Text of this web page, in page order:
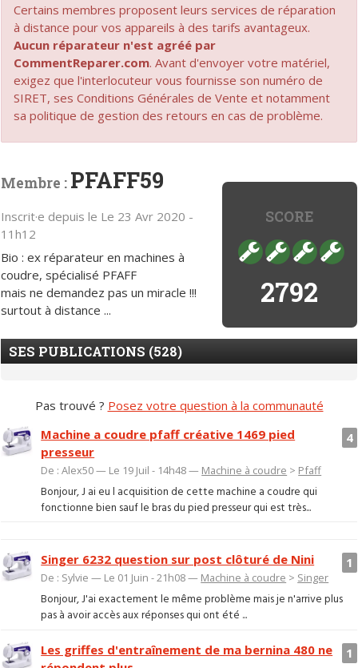
Certains membres proposent leurs services de réparation
à distance pour vos appareils à des tarifs avantageux.
Aucun réparateur n'est agréé par
CommentReparer.com. Avant d'envoyer votre matériel,
exigez que l'interlocuteur vous fournisse son numéro de
SIRET, ses Conditions Générales de Vente et notamment
sa politique de gestion des retours en cas de problème.
SCORE
2792
Membre : PFAFF59
Inscrit·e depuis le Le 23 Avr 2020 -
11h12
Bio : ex réparateur en machines à
coudre, spécialisé PFAFF
mais ne demandez pas un miracle !!!
surtout à distance ...
SES PUBLICATIONS (528)
Pas trouvé ? Posez votre question à la communauté
4
Machine a coudre pfaff créative 1469 pied
presseur
De : Alex50 — Le 19 Juil - 14h48 — Machine à coudre > Pfaff
Bonjour, J ai eu l acquisition de cette machine a coudre qui
fonctionne bien sauf le bras du pied presseur qui est très...
1
Singer 6232 question sur post clôturé de Nini
De : Sylvie — Le 01 Juin - 21h08 — Machine à coudre > Singer
Bonjour, J'ai exactement le même problème mais je n'arrive plus
pas à avoir accès aux réponses qui ont été ...
1
Les griffes d'entraînement de ma bernina 480 ne